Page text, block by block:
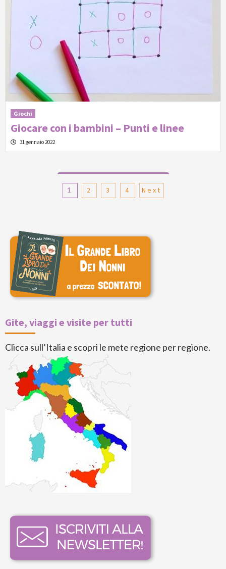
Giochi
Giocare con i bambini – Punti e linee
31 gennaio 2022
Paginazione
1 2 3 4 Next
Gite, viaggi e visite per tutti
Clicca sull’Italia e scopri le mete regione per regione.